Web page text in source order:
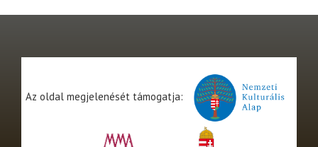
Az oldal megjelenését támogatja: